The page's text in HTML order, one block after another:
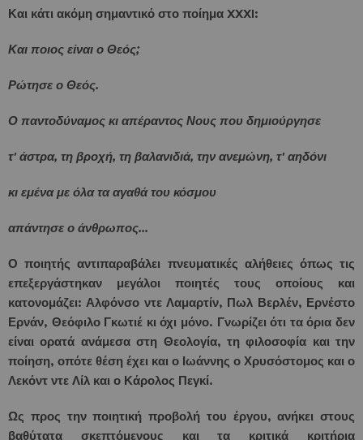
Και κάτι ακόμη σημαντικό στο ποίημα XXXI:
Και ποιος είναι ο Θεός;
Ρώτησε ο Θεός.
Ο παντοδύναμος κι απέραντος Νους που δημιούργησε
τ' άστρα, τη βροχή, τη βαλανιδιά, την ανεμώνη, τ' αηδόνι
κι εμένα με όλα τα αγαθά του κόσμου
απάντησε ο άνθρωπος...
Ο ποιητής αντιπαραβάλει πνευματικές αλήθειες όπως τις
επεξεργάστηκαν μεγάλοι ποιητές τους οποίους και
κατονομάζει: Αλφόνσο ντε Λαμαρτίν, Πωλ Βερλέν, Ερνέστο
Ερνάν, Θεόφιλο Γκωτιέ κι όχι μόνο. Γνωρίζει ότι τα όρια δεν
είναι ορατά ανάμεσα στη Θεολογία, τη φιλοσοφία και την
ποίηση, οπότε θέση έχει και ο Ιωάννης ο Χρυσόστομος και ο
Λεκόντ ντε Λίλ και ο Κάρολος Πεγκί.
Ως προς την ποιητική προβολή του έργου, ανήκει στους
βαθύτατα σκεπτόμενους και τα κριτικά κριτήρια